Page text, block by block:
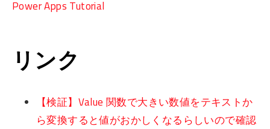
Power Apps Tutorial
リンク
【検証】Value 関数で大きい数値をテキストか
ら変換すると値がおかしくなるらしいので確認